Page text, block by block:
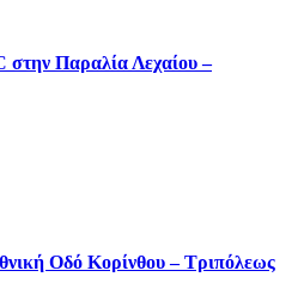
Παραλία Λεχαίου –
Oδό Κορίνθου – Τριπόλεως